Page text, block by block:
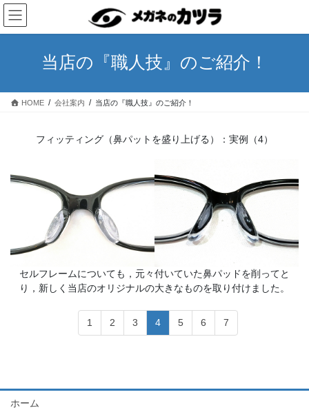
コ
ン
テ
ス
ナ
ビ
ゲ
ン
当店の『職人技』のご紹介！
HOME 会社案内 当店の『職人技』のご紹介！
フィッティング（鼻パットを盛り上げる）：実例（4）
セルフレームについても，元々付いていた鼻パッドを削ってと
り，新しく当店のオリジナルの大きなものを取り付けました。
1 2 3 4 5 6 7
ホーム